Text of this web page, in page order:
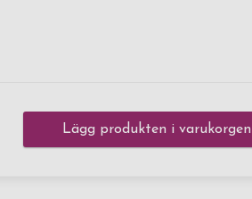
Lägg produkten i varukorgen